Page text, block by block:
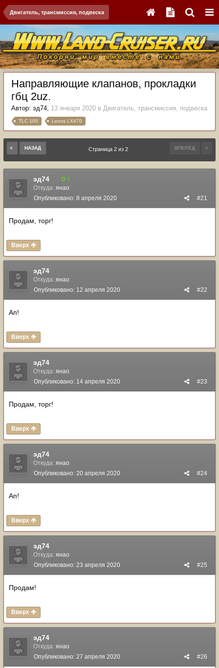
Двигатель, трансмиссия, подвеска
Направляющие клапанов, прокладки
гбц 2uz.
Автор: эд74, 13 января 2020 в Двигатель, трансмиссия, подвеска
TLC 100 Lexus LX470
НАЗАД ВПЕРЁД
Страница 2 из 2
эд74 1
Откуда: янао
#21
Опубликовано: 8 апреля 2020
Продам, торг!
Вверх
эд74
Откуда: янао
#22
Опубликовано: 12 апреля 2020
Ап!
Вверх
эд74
Откуда: янао
#23
Опубликовано: 14 апреля 2020
Продам, торг!
Вверх
эд74
Откуда: янао
#24
Опубликовано: 20 апреля 2020
Ап!
Вверх
эд74
Откуда: янао
#25
Опубликовано: 23 апреля 2020
Продам!
Вверх
эд74
Откуда: янао
#26
Опубликовано: 27 апреля 2020